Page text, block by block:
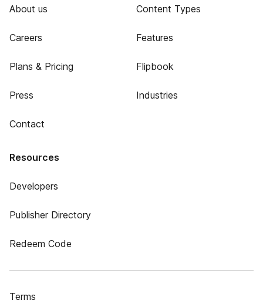
About us
Careers
Plans & Pricing
Press
Contact
Content Types
Features
Flipbook
Industries
Resources
Developers
Publisher Directory
Redeem Code
Terms